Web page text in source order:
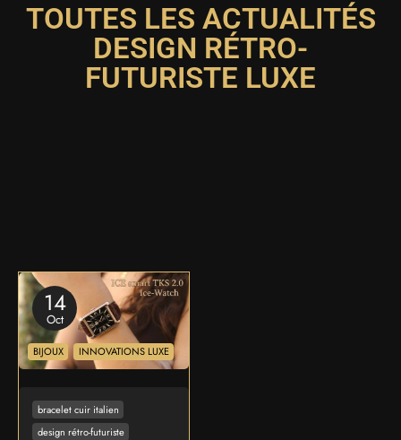
TOUTES LES ACTUALITÉS
DESIGN RÉTRO-
FUTURISTE LUXE
14
Oct
BIJOUX INNOVATIONS LUXE
bracelet cuir italien
design rétro-futuriste